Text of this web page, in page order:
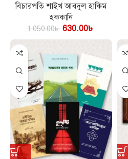
বিচারপতি শাইখ আবদুল হাকিম
হককানি
1,050.00৳ 630.00৳